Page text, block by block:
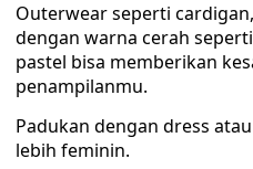
Outerwear seperti
dengan warna cerah
pastel bisa memberikan
penampilanmu.
Padukan dengan dress
lebih feminin.